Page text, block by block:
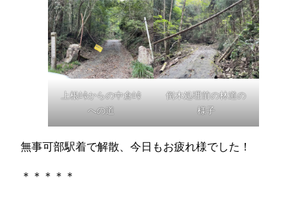
上根峠からの中倉峠
への道
倒木処理前の林道の
様子
無事可部駅着で解散、今日もお疲れ様でした！
＊＊＊＊＊